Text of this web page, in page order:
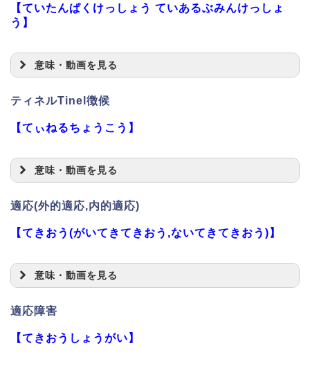
【ていたんぱくけっしょう ていあるぶみんけっしょ
う】
意味・動画を見る
ティネルTinel徴候
【てぃねるちょうこう】
意味・動画を見る
適応(外的適応,内的適応)
【てきおう(がいてきてきおう,ないてきてきおう)】
意味・動画を見る
適応障害
【てきおうしょうがい】